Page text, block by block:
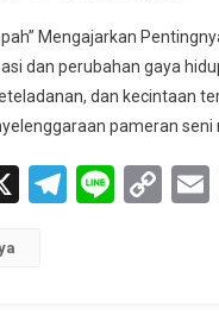
Mengajarkan
dan perubahan gaya
dan kecintaan
pameran seni
X Telegram
Line